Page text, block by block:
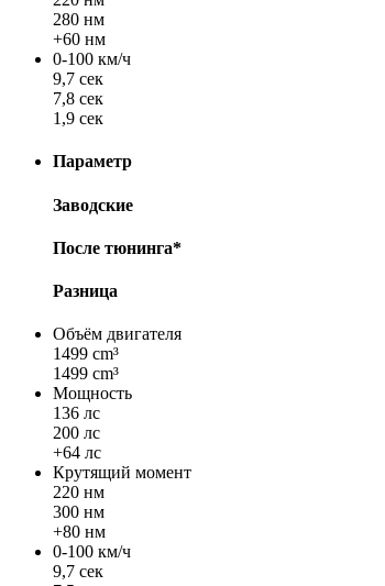
280 нм
+60 нм
0-100 км/ч
9,7 сек
7,8 сек
1,9 сек
Параметр
Заводские
После тюнинга*
Разница
Объём двигателя
1499 cm³
1499 cm³
Мощность
136 лс
200 лс
+64 лс
Крутящий момент
220 нм
300 нм
+80 нм
0-100 км/ч
9,7 сек